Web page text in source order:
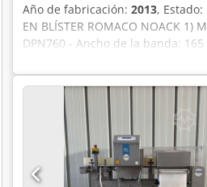
Año de fabricación: 2013, Estado:
EN BLÍSTER ROMACO NOACK 1)
DPN760 - Ancho de la banda:
PRODUCCIÓN - Rendimiento:
formación: 155 x 138 mm -
Spohlea - Requisitos de energía:
Presión de agua: 3 bares
kg 2) ENCAJONADORA
90 cajas/minuto - Rango de
CONSUMO DE ENERGÍA -
bares DIMENSIONES -